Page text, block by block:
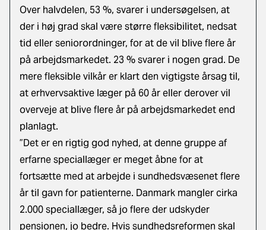
Over halvdelen, 53 %, svarer i undersøgelsen, at
der i høj grad skal være større fleksibilitet, nedsat
tid eller seniorordninger, for at de vil blive flere år
på arbejdsmarkedet. 23 % svarer i nogen grad. De
mere fleksible vilkår er klart den vigtigste årsag til,
at erhvervsaktive læger på 60 år eller derover vil
overveje at blive flere år på arbejdsmarkedet end
planlagt.
”Det er en rigtig god nyhed, at denne gruppe af
erfarne speciallæger er meget åbne for at
fortsætte med at arbejde i sundhedsvæsenet flere
år til gavn for patienterne. Danmark mangler cirka
2.000 speciallæger, så jo flere der udskyder
pensionen, jo bedre. Hvis sundhedsreformen skal